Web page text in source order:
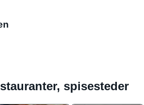
spisesteder